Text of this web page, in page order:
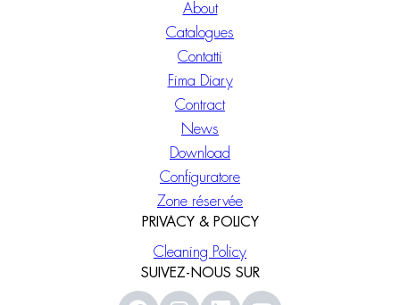
About
Catalogues
Contatti
Fima Diary
Contract
News
Download
Configuratore
Zone réservée
PRIVACY & POLICY
Cleaning Policy
SUIVEZ-NOUS SUR